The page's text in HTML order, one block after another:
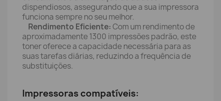
dispendiosos, assegurando que a sua impressora
funciona sempre no seu melhor.
Rendimento Eficiente:Com um rendimento de
aproximadamente 1300 impressões padrão, este
toner oferece a capacidade necessária para as
suas tarefas diárias, reduzindo a frequência de
substituições.
Impressoras compatíveis: